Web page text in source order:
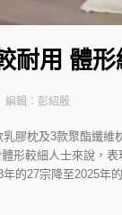
耐用 體
編輯：彭紹殷
膠枕及3款聚酯纖
形較細人士來說，
的27宗降至2025